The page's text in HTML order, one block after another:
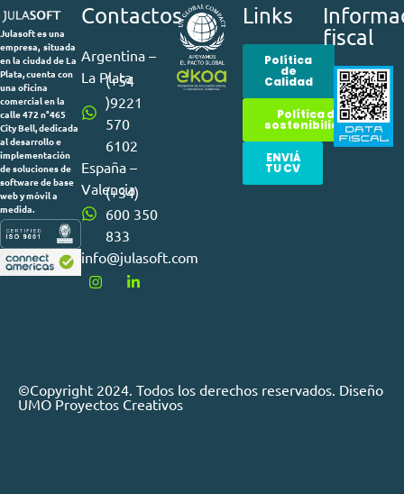
Julasoft es una
empresa, situada
en la ciudad de La
Plata, cuenta con
una oficina
comercial en la
calle 472 n°465
City Bell, dedicada
al desarrollo e
implementación
de soluciones de
software de base
web y móvil a
medida.
Contactos
Argentina –
La Plata
(+54
)9221
570
6102
España –
Valencia
(+34)
600 350
833
info@julasoft.com
Links
Política
de
Calidad
Política de
sostenibilidad
ENVIÁ
TU CV
fiscal
©Copyright 2024. Todos los derechos reservados. Diseño
UMO Proyectos Creativos